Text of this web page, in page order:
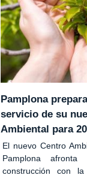
Pamplona
servicio de su
Ambiental para
El nuevo Centro
Pamplona
construcción con